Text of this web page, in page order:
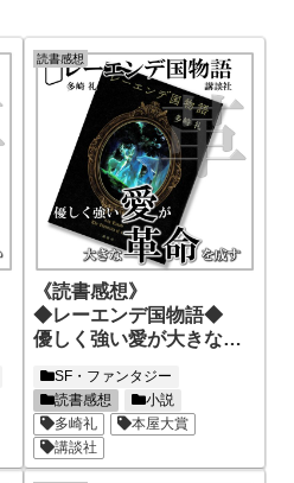
読書感想
《読書感想》
◆レーエンデ国物語◆
優しく強い愛が大きな革
SF・ファンタジー
読書感想
小説
多崎礼
本屋大賞
講談社